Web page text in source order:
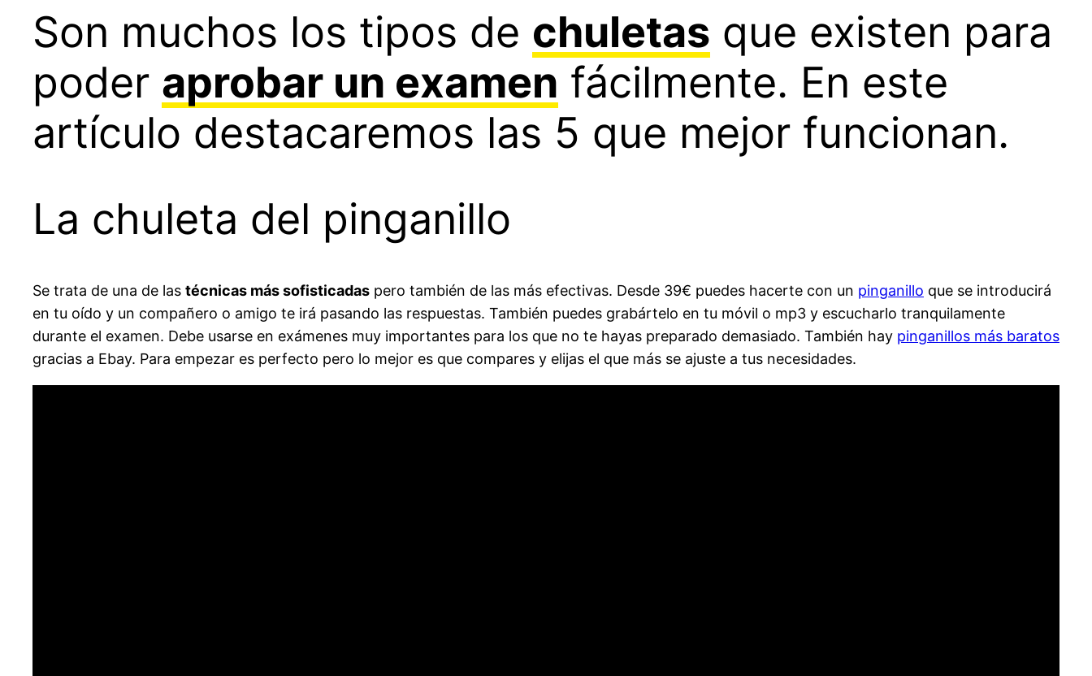
Son muchos los tipos de chuletas que existen para
poder aprobar un examen fácilmente. En este
artículo destacaremos las 5 que mejor funcionan.
La chuleta del pinganillo
Se trata de una de las técnicas más sofisticadas pero también de las más efectivas. Desde 39€ puedes hacerte con un pinganillo que se introducirá
en tu oído y un compañero o amigo te irá pasando las respuestas. También puedes grabártelo en tu móvil o mp3 y escucharlo tranquilamente
durante el examen. Debe usarse en exámenes muy importantes para los que no te hayas preparado demasiado. También hay pinganillos más baratos
gracias a Ebay. Para empezar es perfecto pero lo mejor es que compares y elijas el que más se ajuste a tus necesidades.